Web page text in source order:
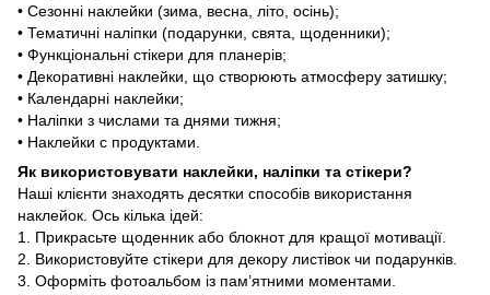
• Сезонні наклейки (зима, весна, літо, осінь);
• Тематичні наліпки (подарунки, свята, щоденники);
• Функціональні стікери для планерів;
• Декоративні наклейки, що створюють атмосферу затишку;
• Календарні наклейки;
• Наліпки з числами та днями тижня;
• Наклейки с продуктами.
Як використовувати наклейки, наліпки та стікери?
Наші клієнти знаходять десятки способів використання
наклейок. Ось кілька ідей:
1. Прикрасьте щоденник або блокнот для кращої мотивації.
2. Використовуйте стікери для декору листівок чи подарунків.
3. Оформіть фотоальбом із пам’ятними моментами.